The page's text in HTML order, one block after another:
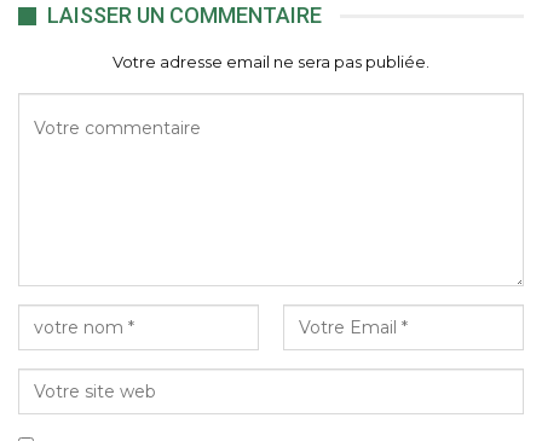
LAISSER UN COMMENTAIRE
Votre adresse email ne sera pas publiée.